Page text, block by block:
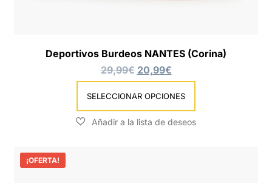
Deportivos Burdeos NANTES (Corina)
29,99€ 20,99€
SELECCIONAR OPCIONES
¡OFERTA!